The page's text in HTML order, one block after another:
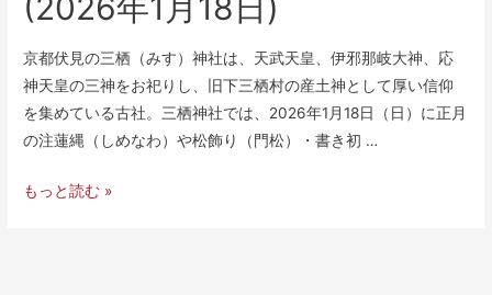
京都伏見の三栖（みす）神社は、天武天皇、伊邪那岐大神、応
神天皇の三神をお祀りし、旧下三栖村の産土神として厚い信仰
を集めている古社。三栖神社では、2026年1月18日（日）に正月
の注蓮縄（しめなわ）や松飾り（門松）・書き初 …
もっと読む »